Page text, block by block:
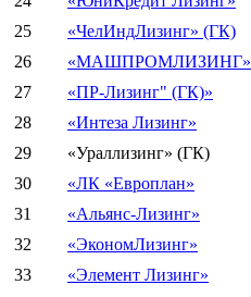
25
«ЧелИндЛизинг» (ГК)
26
«МАШПРОМЛИЗИНГ»
27
«ПР-Лизинг" (ГК)»
28
«Интеза Лизинг»
29
«Ураллизинг» (ГК)
30
«ЛК «Европлан»
31
«Альянс-Лизинг»
32
«ЭкономЛизинг»
33
«Элемент Лизинг»